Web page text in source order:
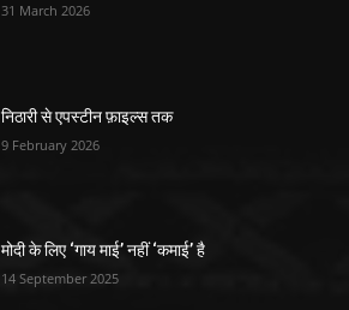
31 March 2026
निठारी से एपस्टीन फ़ाइल्स तक
9 February 2026
मोदी के लिए ‘गाय माई’ नहीं ‘कमाई’ है
14 September 2025